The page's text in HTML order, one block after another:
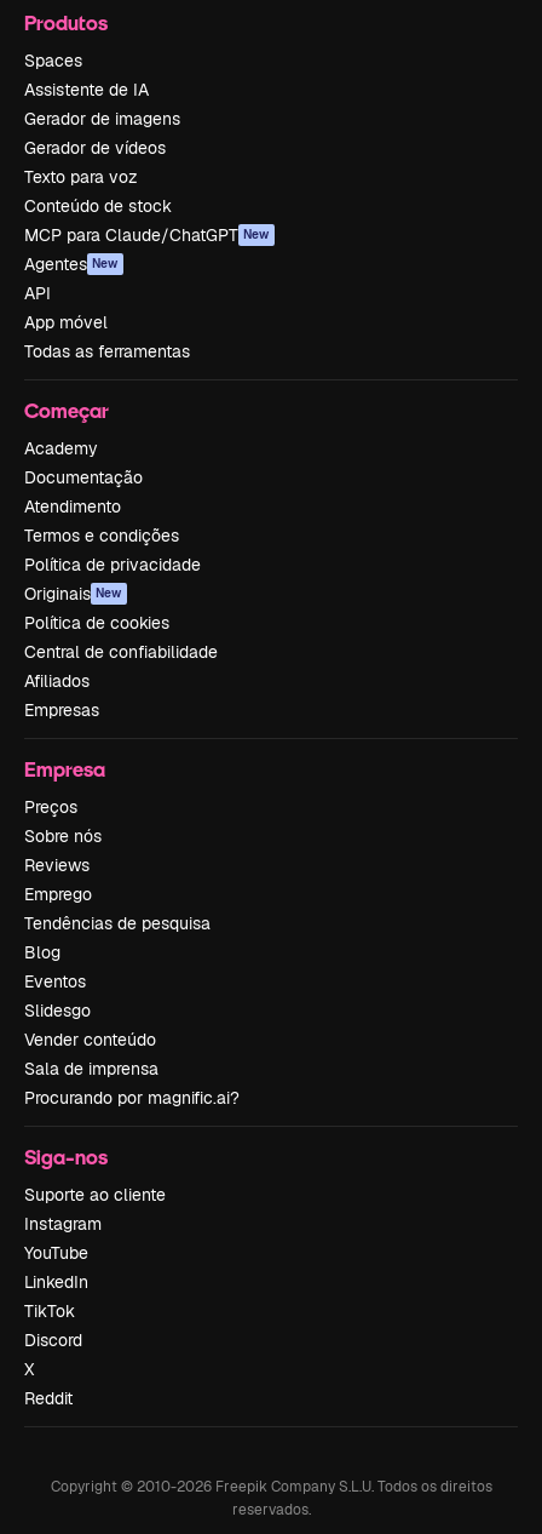
Produtos
Spaces
Assistente de IA
Gerador de imagens
Gerador de vídeos
Texto para voz
Conteúdo de stock
MCP para Claude/ChatGPT New
Agentes New
API
App móvel
Todas as ferramentas
Começar
Academy
Documentação
Atendimento
Termos e condições
Política de privacidade
Originais New
Política de cookies
Central de confiabilidade
Afiliados
Empresas
Empresa
Preços
Sobre nós
Reviews
Emprego
Tendências de pesquisa
Blog
Eventos
Slidesgo
Vender conteúdo
Sala de imprensa
Procurando por magnific.ai?
Siga-nos
Suporte ao cliente
Instagram
YouTube
LinkedIn
TikTok
Discord
X
Reddit
Copyright © 2010-2026Freepik Company S.L.U. Todos os direitos
reservados.